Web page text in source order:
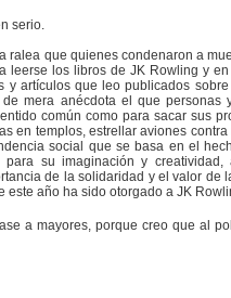
serio.
ralea que quienes condenaron a
leerse los libros de JK Rowling y
artículos que leo publicados
mera anécdota el que
común como para sacar sus
en templos, estrellar aviones
social que se basa en el
su imaginación y
de la solidaridad y el valor
este año ha sido otorgado a JK
a mayores, porque creo que al